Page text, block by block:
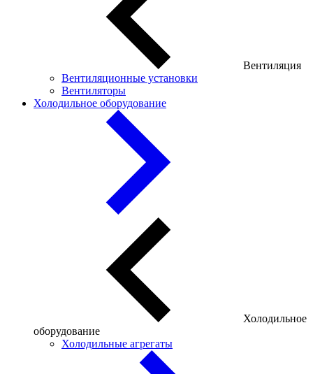
Вентиляция
Вентиляционные установки
Вентиляторы
Холодильное оборудование
Холодильное
оборудование
Холодильные агрегаты